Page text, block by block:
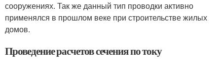
сооружениях. Так же данный тип проводки активно
применялся в прошлом веке при строительстве жилых
домов.
Проведение расчетов сечения по току